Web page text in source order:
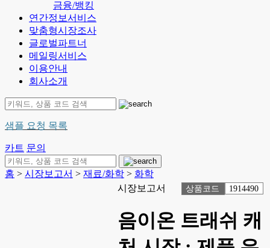
금융/뱅킹
연간정보서비스
맞춤형시장조사
글로벌파트너
메일링서비스
이용안내
회사소개
샘플 요청 목록
카트 문의
홈 > 시장보고서 > 재료/화학 > 화학
시장보고서
상품코드 1914490
음이온 트래쉬 캐